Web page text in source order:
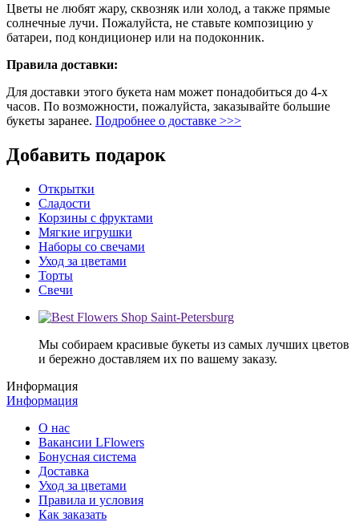
Цветы не любят жару, сквозняк или холод, а также прямые
солнечные лучи. Пожалуйста, не ставьте композицию у
батареи, под кондиционер или на подоконник.
Правила доставки:
Для доставки этого букета нам может понадобиться до 4-х
часов. По возможности, пожалуйста, заказывайте большие
букеты заранее. Подробнее о доставке >>>
Добавить подарок
Открытки
Сладости
Корзины с фруктами
Мягкие игрушки
Наборы со свечами
Уход за цветами
Торты
Свечи
Мы собираем красивые букеты из самых лучших цветов
и бережно доставляем их по вашему заказу.
Информация
Информация
О нас
Вакансии LFlowers
Бонусная система
Доставка
Уход за цветами
Правила и условия
Как заказать